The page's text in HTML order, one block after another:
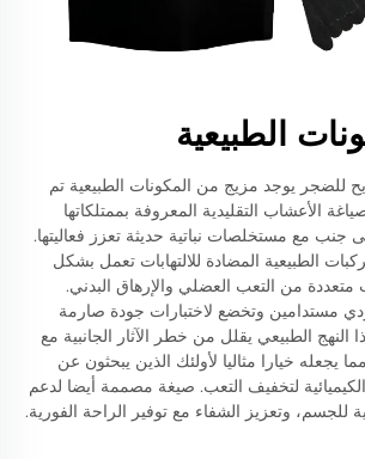
الطبيعية
للضجر يوجد مزيج من المكونات الطبيعية تم
الأعشاب التقليدية المعروفة بممتلكاتها
جنب مع مستخلصات نباتية حديثة تعزز فعاليتها.
الطبيعية المضادة للالتهابات تعمل بشكل
من التعب العضلي والإرهاق البدني.
مستدامين وتخضع لاختبارات جودة صارمة
النهج الطبيعي يقلل من خطر الآثار الجانبية مع
مما يجعله خيارا مثاليا لأولئك الذين يبحثون عن
لتخفيف التعب. صيغة مصممة أيضا لدعم
للجسم، وتعزيز الشفاء مع توفير الراحة الفورية.